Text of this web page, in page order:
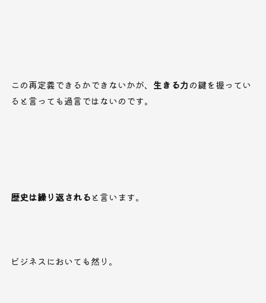
この再定義できるかできないかが、 生きる力の鍵を握ってい
ると言っても過言ではないのです。
歴史は繰り返されると言います。
ビジネスにおいても然り。